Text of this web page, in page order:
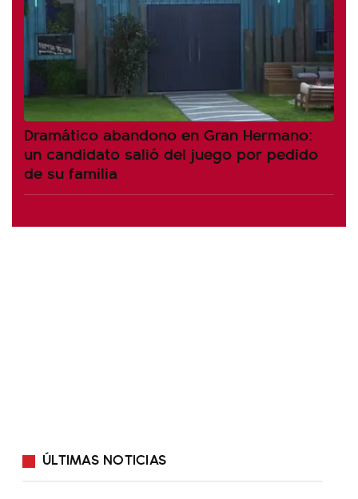
Dramático abandono en Gran Hermano:
un candidato salió del juego por pedido
de su familia
ÚLTIMAS NOTICIAS